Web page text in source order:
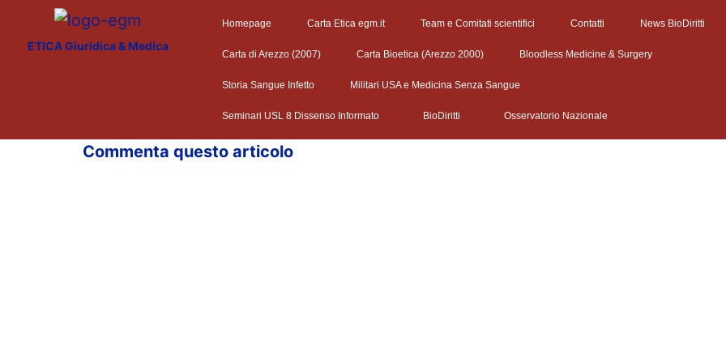
ETICA Giuridica & Medica
Homepage Carta Etica egm.it Team e Comitati scientifici Contatti News BioDiritti
Carta di Arezzo (2007) Carta Bioetica (Arezzo 2000) Bloodless Medicine & Surgery
Storia Sangue Infetto Militari USA e Medicina Senza Sangue
Seminari USL 8 Dissenso Informato BioDiritti Osservatorio Nazionale
Commenta questo articolo